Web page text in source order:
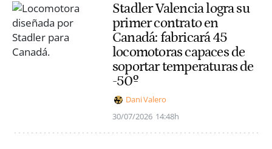
Stadler Valencia logra su
primer contrato en
Canadá: fabricará 45
locomotoras capaces de
soportar temperaturas de
-50º
Dani Valero
30/07/2026 14:48h